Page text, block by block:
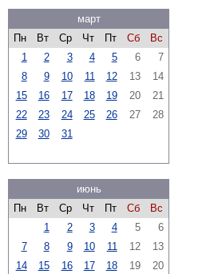
март
Пн
Вт Ср Чт Пт Сб
Вс
1
2 3 4 5 6
7
8
9 10 11 12 13
14
15
16 17 18 19 20
21
22
23 24 25 26 27
28
29
30 31
июнь
Пн
Вт Ср Чт Пт Сб
Вс
1
2 3 4 5
6
7
8 9 10 11 12
13
14
15 16 17 18 19
20